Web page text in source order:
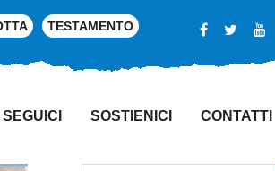
TESTAMENTO
SEGUICI SOSTIENICI CONTATTI